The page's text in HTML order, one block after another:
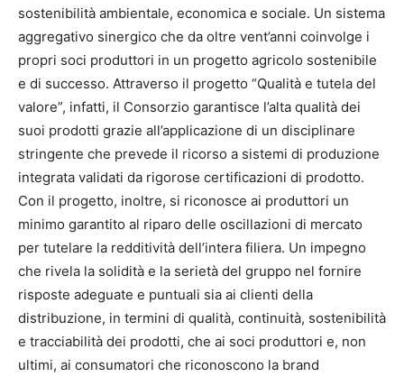
sostenibilità ambientale, economica e sociale. Un sistema
aggregativo sinergico che da oltre vent’anni coinvolge i
propri soci produttori in un progetto agricolo sostenibile
e di successo. Attraverso il progetto “Qualità e tutela del
valore”, infatti, il Consorzio garantisce l’alta qualità dei
suoi prodotti grazie all’applicazione di un disciplinare
stringente che prevede il ricorso a sistemi di produzione
integrata validati da rigorose certificazioni di prodotto.
Con il progetto, inoltre, si riconosce ai produttori un
minimo garantito al riparo delle oscillazioni di mercato
per tutelare la redditività dell’intera filiera. Un impegno
che rivela la solidità e la serietà del gruppo nel fornire
risposte adeguate e puntuali sia ai clienti della
distribuzione, in termini di qualità, continuità, sostenibilità
e tracciabilità dei prodotti, che ai soci produttori e, non
ultimi, ai consumatori che riconoscono la brand